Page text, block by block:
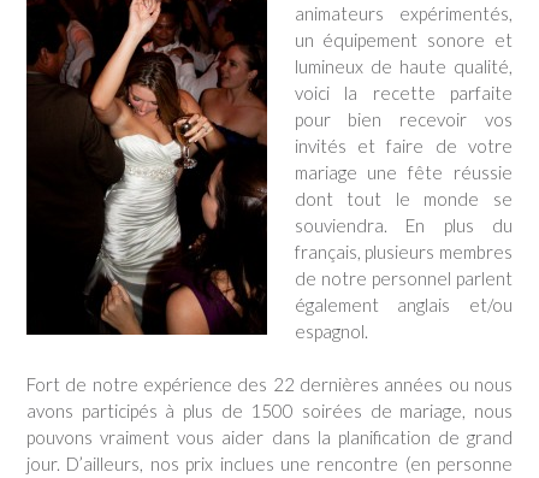
animateurs expérimentés,
un équipement sonore et
lumineux de haute qualité,
voici la recette parfaite
pour bien recevoir vos
invités et faire de votre
mariage une fête réussie
dont tout le monde se
souviendra. En plus du
français, plusieurs membres
de notre personnel parlent
également anglais et/ou
espagnol.
Fort de notre expérience des 22 dernières années ou nous
avons participés à plus de 1500 soirées de mariage, nous
pouvons vraiment vous aider dans la planification de grand
jour. D’ailleurs, nos prix inclues une rencontre (en personne